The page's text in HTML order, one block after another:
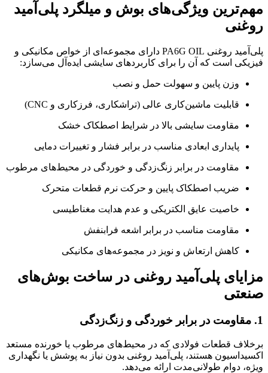
مهم‌ترین ویژگی‌های بوش و میلگرد پلی‌آمید
روغنی
پلی‌آمید روغنی PA6G OIL دارای مجموعه‌ای از خواص مکانیکی و
فیزیکی است که آن را برای کاربردهای سایشی ایده‌آل می‌سازد:
وزن پایین و سهولت حمل و نصب
قابلیت ماشین‌کاری عالی (تراشکاری، فرزکاری و CNC)
مقاومت سایشی بالا در شرایط اصطکاک خشک
پایداری ابعادی مناسب در برابر فشار و تغییرات دمایی
مقاومت در برابر زنگ‌زدگی و خوردگی در محیط‌های مرطوب
ضریب اصطکاک پایین و حرکت نرم قطعات متحرک
خاصیت عایق الکتریکی و عدم هدایت مغناطیسی
مقاومت مناسب در برابر اشعه فرابنفش
کاهش ارتعاش و نویز در مجموعه‌های مکانیکی
مزایای پلی‌آمید روغنی در ساخت بوش‌های
صنعتی
1. مقاومت در برابر خوردگی و زنگ‌زدگی
برخلاف قطعات فولادی که در محیط‌های مرطوب یا خورنده مستعد
اکسیداسیون هستند، پلی‌آمید روغنی بدون نیاز به پوشش یا نگهداری
ویژه، دوام طولانی‌مدت ارائه می‌دهد.